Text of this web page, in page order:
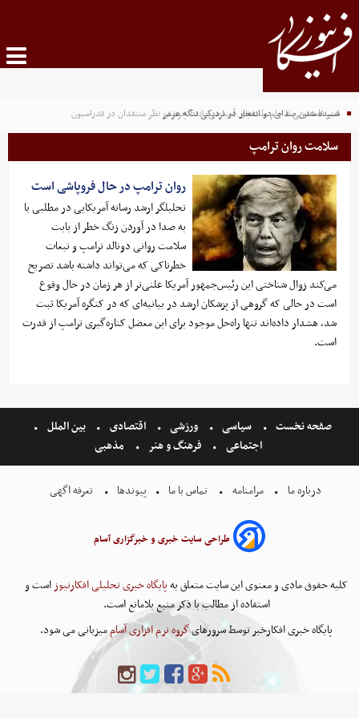
شنیده شدن صدای دو انفجار در نزدیکی تنگه هرمز
امیر قلعه‌نویی تا جام ملت‌های آسیا می‌ماند؟ چرخش نظر منتقدان در فدراسیون
سلامت روان ترامپ
روان ترامپ در حال فروپاشی است
تحلیلگر ارشد رسانه آمریکایی در مطلبی با
به صدا در آوردن زنگ خطر از بابت
سلامت روانی دونالد ترامپ و تبعات
خطرناکی که می‌تواند داشته باشد تصریح
می‌کند زوال شناختی این رئیس‌جمهور آمریکا علنی‌تر از هر زمان در حال وقوع
است در حالی که گروهی از پزشکان ارشد در بیانیه‌ای که در کنگره آمریکا ثبت
شد، هشدار داده‌اند تنها راه‌حل موجود برای این معضل کناره‌گیری ترامپ از قدرت
است.
صفحه نخست سیاسی ورزشی اقتصادی
بین الملل
اجتماعی
فرهنگ و هنر مذهبی
درباره ما مرامنامه تماس با ما پیوندها تعرفه اگهی
طراحی سایت خبری و خبرگزاری آسام
کلیه حقوق مادی و معنوی این سایت متعلق بهپایگاه خبری تحلیلی افکارنیوزاست و
استفاده از مطالب با ذکر منبع بلامانع است.
پایگاه خبری افکارخبر توسط سرورهایگروه نرم افزاری آساممیزبانی می شود.